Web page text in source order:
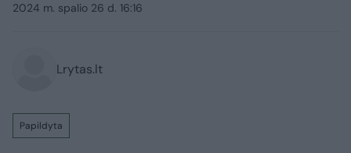
2024 m. spalio 26 d. 16:16
Lrytas.lt
Papildyta